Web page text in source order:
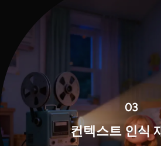
03
컨텍스트 인식